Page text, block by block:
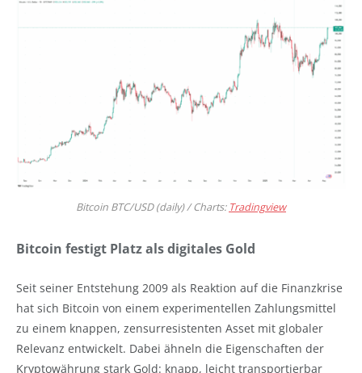
Bitcoin BTC/USD (daily) / Charts: Tradingview
Bitcoin festigt Platz als digitales Gold
Seit seiner Entstehung 2009 als Reaktion auf die Finanzkrise
hat sich Bitcoin von einem experimentellen Zahlungsmittel
zu einem knappen, zensurresistenten Asset mit globaler
Relevanz entwickelt. Dabei ähneln die Eigenschaften der
Kryptowährung stark Gold: knapp, leicht transportierbar